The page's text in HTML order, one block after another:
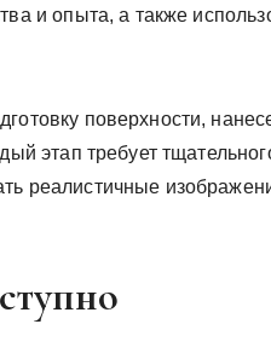
и опыта, а также
поверхности,
этап требует
реалистичные